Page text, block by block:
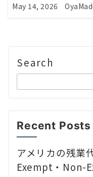
May 14, 2026
Search
Recent Posts
アメリカの残業
Exempt・Non-